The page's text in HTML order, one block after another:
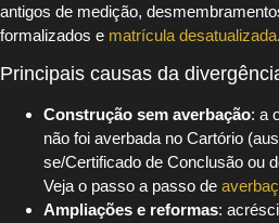
antigos de medição,
formalizados e matrícula desatualizada.
Principais causas da
Construção sem averbação: a
não foi averbada no Cartório
se/Certificado de Conclusão ou
Veja o passo a passo de
Ampliações e reformas: